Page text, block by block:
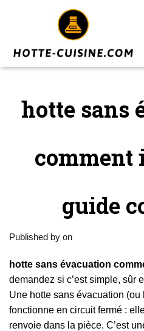
hotte sans
comment
guide
Published byon
hotte sans évacuation
demandez si c’est simple, sûr
Une hotte sans évacuation (ou
fonctionne en circuit fermé :
renvoie dans la pièce. C’est